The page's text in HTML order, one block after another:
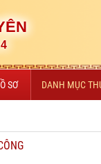
SƠ DANH MỤC